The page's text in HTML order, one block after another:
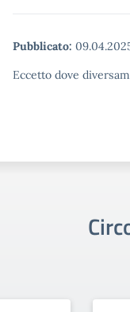
Pubblicato:
Eccetto dove